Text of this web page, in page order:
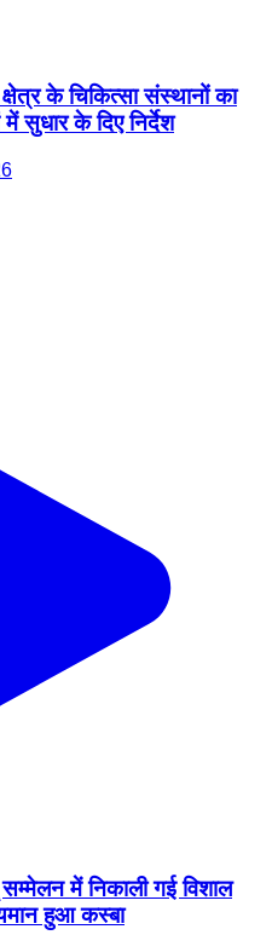
के चिकित्सा संस्थानों का
सुधार के दिए निर्देश
में निकाली गई विशाल
हुआ कस्बा